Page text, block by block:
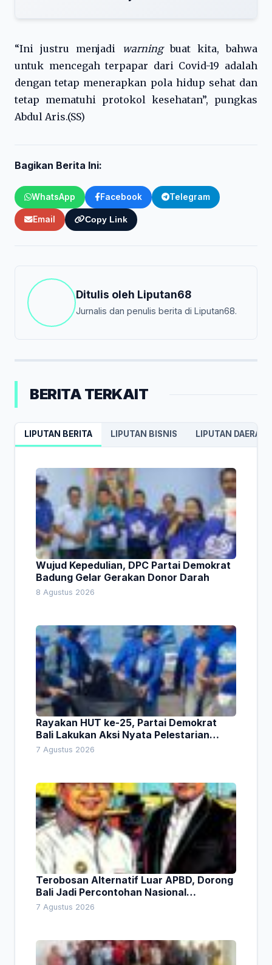
“Ini justru menjadi warningbuat kita, bahwa
untuk mencegah terpapar dari Covid-19 adalah
dengan tetap menerapkan pola hidup sehat dan
tetap mematuhi protokol kesehatan”, pungkas
Abdul Aris.(SS)
Bagikan Berita Ini:
WhatsApp Facebook Telegram
Email Copy Link
Ditulis oleh Liputan68
Jurnalis dan penulis berita di Liputan68.
BERITA TERKAIT
LIPUTAN BERITA LIPUTAN BISNIS LIPUTAN DAERAH
Wujud Kepedulian, DPC Partai Demokrat
Badung Gelar Gerakan Donor Darah
8 Agustus 2026
Rayakan HUT ke-25, Partai Demokrat
Bali Lakukan Aksi Nyata Pelestarian
Lingkungan
7 Agustus 2026
Terobosan Alternatif Luar APBD, Dorong
Bali Jadi Percontohan Nasional
Pembiayaan Daerah
7 Agustus 2026